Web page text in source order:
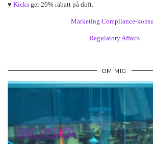
♥ Kicks ger 20% rabatt på doft.
Marketing Compliance-
Regulatory Affairs
OM MIG